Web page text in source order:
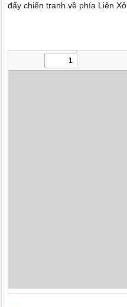
đẩy chiến tranh về phía Liên Xô